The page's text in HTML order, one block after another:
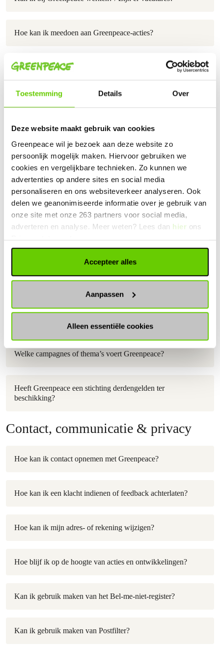
Toestemming Details Over
Deze website maakt gebruik van cookies
Greenpeace wil je bezoek aan deze website zo
persoonlijk mogelijk maken. Hiervoor gebruiken we
cookies en vergelijkbare technieken. Zo kunnen we
advertenties op andere sites en social media
personaliseren en ons websiteverkeer analyseren. Ook
delen we geanonimiseerde informatie over je gebruik van
onze site met onze 263 partners voor social media,
adverteren en analyse. Meer weten? Lees dan hier ons
Accepteer alles
Aanpassen
Alleen essentiële cookies
Hoe kan ik meedoen aan Greenpeace-acties?
Op welke manieren kan ik Greenpeace steunen?
Over de organisatie
Is Greenpeace een ANBI?
Heeft Greenpeace een CBF keurmerk?
Wat is het RSIN nummer van Greenpeace?
Hoe werkt Greenpeace samen met de Nationale Postcode
Loterij?
Wat doet Greenpeace tegen ontbossing, grote vervuilers
Welke campagnes of thema’s voert Greenpeace?
Heeft Greenpeace een stichting derdengelden ter
beschikking?
Contact, communicatie & privacy
Hoe kan ik contact opnemen met Greenpeace?
Hoe kan ik een klacht indienen of feedback achterlaten?
Hoe kan ik mijn adres- of rekening wijzigen?
Hoe blijf ik op de hoogte van acties en ontwikkelingen?
Kan ik gebruik maken van het Bel-me-niet-register?
Kan ik gebruik maken van Postfilter?